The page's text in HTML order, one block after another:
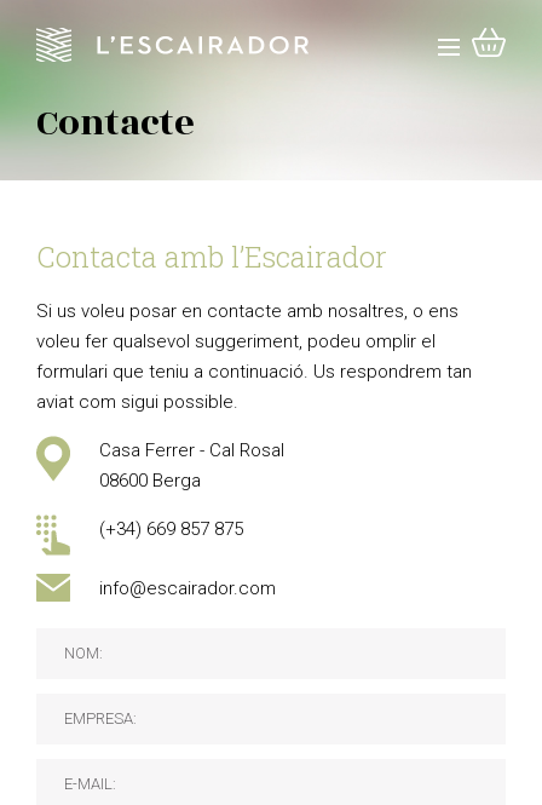
Contacte
Contacta amb l’Escairador
Si us voleu posar en contacte amb nosaltres, o ens
voleu fer qualsevol suggeriment, podeu omplir el
formulari que teniu a continuació. Us respondrem tan
aviat com sigui possible.
Casa Ferrer - Cal Rosal
08600 Berga
(+34) 669 857 875
info@escairador.com
NOM:
EMPRESA:
E-MAIL: